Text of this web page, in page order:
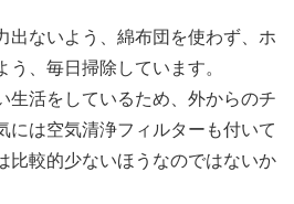
出ないよう、綿布団を使わず、ホ
う、毎日掃除しています。
生活をしているため、外からのチ
には空気清浄フィルターも付いて
比較的少ないほうなのではないか